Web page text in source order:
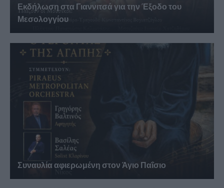
Εκδήλωση στα Γιαννιτσά για την Έξοδο του
Μεσολογγίου
Συναυλία αφιερωμένη στον Άγιο Παΐσιο